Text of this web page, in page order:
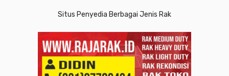
Situs Penyedia Berbagai Jenis Rak